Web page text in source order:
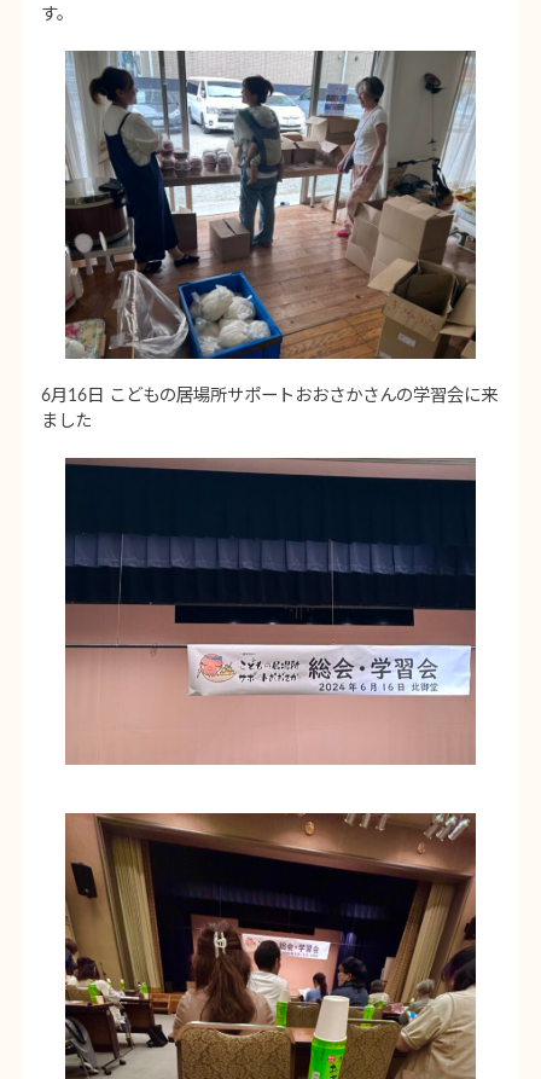
す。
6月16日 こどもの居場所サポートおおさかさんの学習会に来
ました